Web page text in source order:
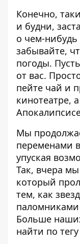
Конечно,
и будни,
о чем-
забывайте,
погоды.
от вас.
пейте чай и
кинотеатре,
Мы
переменами
упуская
Так, вчера
который
тем, как
Больше
найти по тегу